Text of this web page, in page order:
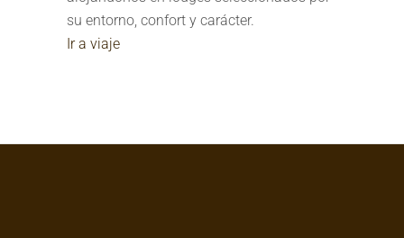
su entorno, confort y carácter.
Ir a viaje